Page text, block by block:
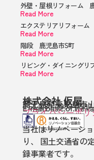
外壁・屋根リフォーム
Read More
エクステリアリフォー
Read More
階段 鹿児島市S町
Read More
リビング・ダイニング
Read More
株式会社 仮屋
鹿児島県鹿児島市
TEL:080-3999-7587
E-
プライバシーポリ
当社はリノベーシ
り、 国土交通省の
録事業者です。